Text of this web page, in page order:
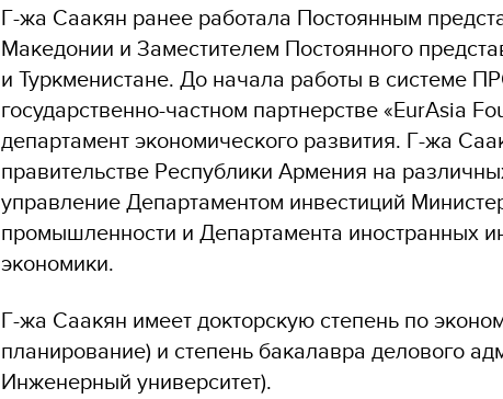
Г-жа Саакян ранее работала Постоянным
Македонии и Заместителем Постоянного
и Туркменистане. До начала работы в системе
государственно-частном партнерстве «EurAsia
департамент экономического развития. Г-жа
правительстве Республики Армения на
управление Департаментом инвестиций
промышленности и Департамента иностранных
экономики.
Г-жа Саакян имеет докторскую степень по
планирование) и степень бакалавра делового
Инженерный университет).